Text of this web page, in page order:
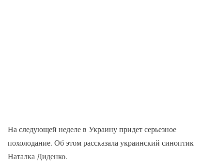
На следующей неделе в Украину придет серьезное
похолодание. Об этом рассказала украинский синоптик
Наталка Диденко.